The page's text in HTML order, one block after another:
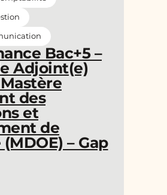
Bac+5 –
Adjoint(e)
des
et
de
– Gap